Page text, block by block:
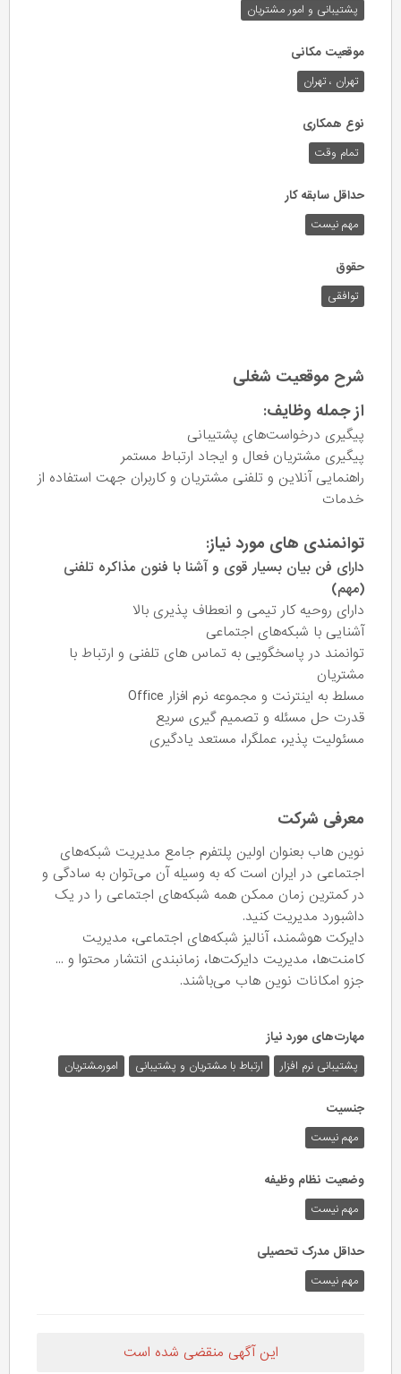
پشتیبانی و امور مشتریان
موقعیت مکانی
تهران ، تهران
نوع همکاری
تمام وقت
حداقل سابقه کار
مهم نیست
حقوق
توافقی
شرح موقعیت شغلی
از جمله وظایف:
پیگیری درخواست‌های پشتیبانی
پیگیری مشتریان فعال و ایجاد ارتباط مستمر
راهنمایی آنلاین و تلفنی مشتریان و کاربران جهت استفاده از
خدمات
توانمندی های مورد نیاز:
دارای فن بیان بسیار قوی و آشنا با فنون مذاکره تلفنی
(مهم)
دارای روحیه کار تیمی و انعطاف پذیری بالا
آشنایی با شبکه‌های اجتماعی
توانمند در پاسخگویی به تماس های تلفنی و ارتباط با
مشتریان
مسلط به اینترنت و مجموعه نرم افزار Office
قدرت حل مسئله و تصمیم گیری سریع
مسئولیت پذیر، عملگرا، مستعد یادگیری
معرفی شرکت
نوین هاب بعنوان اولین پلتفرم جامع مدیریت شبکه‌های
اجتماعی در ایران است که به وسیله آن می‌توان به سادگی و
در کمترین زمان ممکن همه شبکه‌های اجتماعی را در یک
داشبورد مدیریت کنید.
دایرکت هوشمند، آنالیز شبکه‌های اجتماعی، مدیریت
کامنت‌ها، مدیریت دایرکت‌ها، زمانبندی انتشار محتوا و ...
جزو امکانات نوین هاب می‌باشند.
مهارت‌های مورد نیاز
پشتیبانی نرم افزار ارتباط با مشتریان و پشتیبانی امورمشتریان
جنسیت
مهم نیست
وضعیت نظام وظیفه
مهم‌ نیست
حداقل مدرک تحصیلی
مهم نیست
این آگهی منقضی شده است